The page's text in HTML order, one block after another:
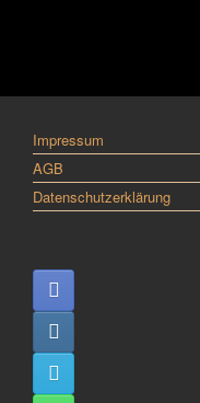
Impressum
AGB
Datenschutzerklärung